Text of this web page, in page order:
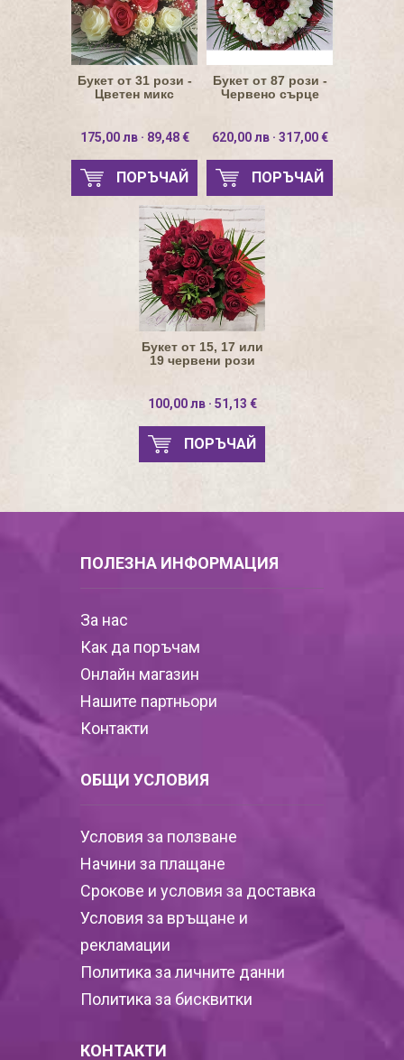
Букет от 31 рози -
Цветен микс
175,00 лв · 89,48 €
ПОРЪЧАЙ
Букет от 87 рози -
Червено сърце
620,00 лв · 317,00 €
ПОРЪЧАЙ
Букет от 15, 17 или
19 червени рози
100,00 лв · 51,13 €
ПОРЪЧАЙ
ПОЛЕЗНА ИНФОРМАЦИЯ
За нас
Как да поръчам
Онлайн магазин
Нашите партньори
Контакти
ОБЩИ УСЛОВИЯ
Условия за ползване
Начини за плащане
Срокове и условия за доставка
Условия за връщане и
рекламации
Политика за личните данни
Политика за бисквитки
КОНТАКТИ